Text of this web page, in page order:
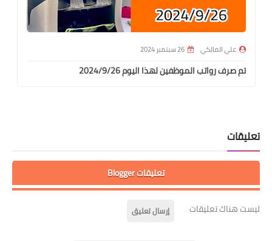
علي المالكي 26 سبتمبر 2024
تم صرف رواتب الموظفين لهذا اليوم 2024/9/26
تعليقات
تعليقات Blogger
ليست هناك تعليقات إرسال تعليق